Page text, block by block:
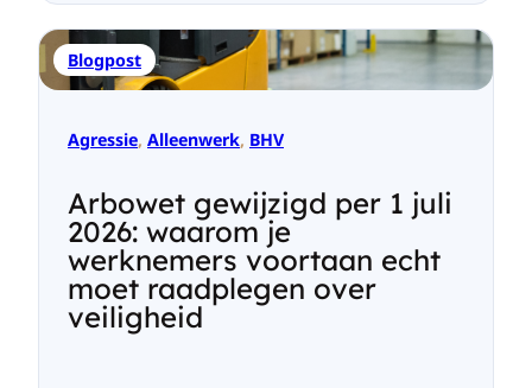
locatiebepaling
met
bakens,
wifi
bluetooth
Blogpost
Agressie, Alleenwerk, BHV
Arbowet gewijzigd per 1 juli
2026: waarom je
werknemers voortaan echt
moet raadplegen over
veiligheid